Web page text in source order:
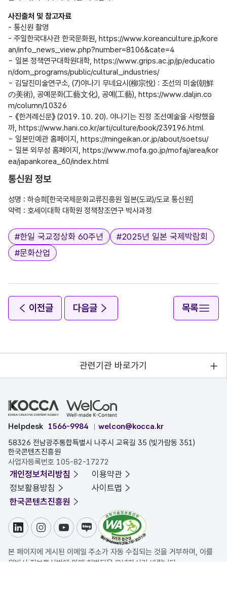
사진출처 및 참고자료
- 통신원 촬영
- 주일한국대사관 한국문화원, https://www.koreanculture.jp/kore
an/info_news_view.php?number=8106&cate=4
- 일본 정책연구대학원대학, https://www.grips.ac.jp/jp/educatio
n/dom_programs/public/cultural_industries/
- 김달진미술연구소, (7)야나기 무네요시(柳宗悅) : 조선의 미술(朝鮮
の美術), 공예문화(工藝文化), 공예(工藝), https://www.daljin.co
m/column/10326
- 《한겨례신문》 (2019. 10. 20). 야나기는 진정 조선예술을 사랑했을
까, https://www.hani.co.kr/arti/culture/book/239196.html
- 일본민예관 홈페이지, https://mingeikan.or.jp/about/soetsu/
- 일본 외무성 홈페이지, https://www.mofa.go.jp/mofaj/area/kor
통신원 정보
성명 : 하승희[한국국제문화교류진흥원 일본(도쿄)/도쿄 통신원]
태그
#한일 국교정상화 60주년 #2025년 일본 국제박람회
#문화산업
이전글 다음글 목록
관련기관 바로가기
Helpdesk 1566-9984
welcon@kocca.kr
58326 전남광주통합특별시 나주시 교육길 35 (빛가람동 351)
한국콘텐츠진흥원
사업자등록번호 105-82-17272
개인정보처리방침
이용약관
정보활용방침
사이트맵
한국콘텐츠진흥원
링크드인인스타그램
유튜브블로그
본 페이지에 게시된 이메일 주소가 자동 수집되는 것을 거부하며, 이를
위반시 정보통신법에 의해 처벌됨을 유념하시기 바랍니다.